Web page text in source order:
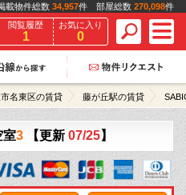
載物件総数 34,957件 部屋総数 270,098件
閲覧履歴
1
お気に入り
0
名東区の賃貸 藤が丘駅の賃貸
室3 【更新 07/25】